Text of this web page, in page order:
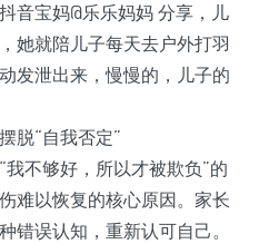
音宝妈@乐乐妈妈 分享，儿
她就陪儿子每天去户外打羽
发泄出来，慢慢的，儿子的
脱“自我否定”
不够好，所以才被欺负”的
难以恢复的核心原因。家长
错误认知，重新认可自己。